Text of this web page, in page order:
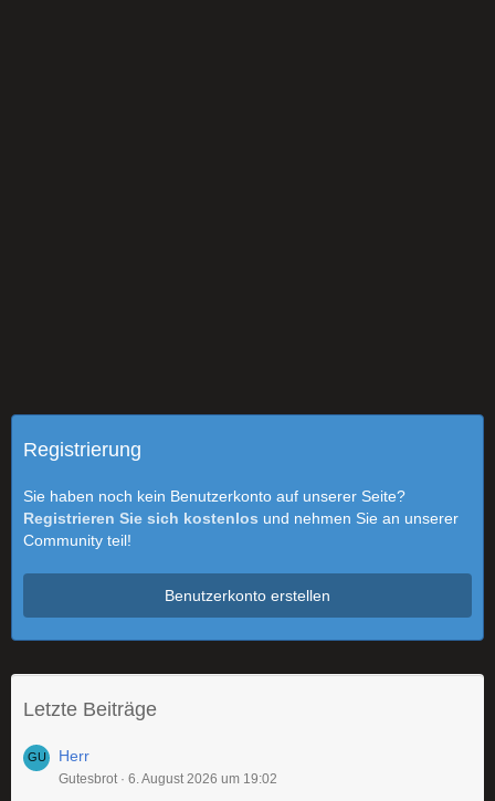
Registrierung
Sie haben noch kein Benutzerkonto auf unserer Seite?
Registrieren Sie sich kostenlos und nehmen Sie an unserer
Community teil!
Benutzerkonto erstellen
Letzte Beiträge
Herr
Gutesbrot 6. August 2026 um 19:02